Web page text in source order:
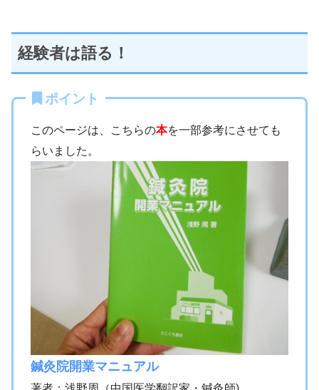
経験者は語る！
ポイント
このページは、こちらの本を一部参考にさせても
らいました。
鍼灸院開業マニュアル